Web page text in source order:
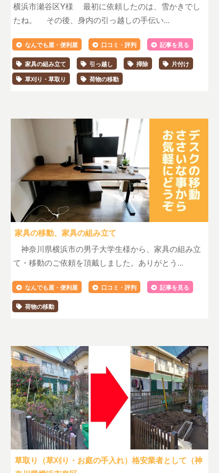
横浜市瀬谷区Y様 最初に依頼したのは、雪かきでし
たね。 その後、身内の引っ越しの手伝い...
なんでも屋・便利屋 口コミ・評判 記事を見る
家具の組み立て 引っ越し 掃除
片付け
草刈り・草取り
荷物の移動
家具の移動、家具の組み立て
神奈川県横浜市の男子大学生様から、家具の組み立
て・移動のご依頼を頂戴しました。ありがとう...
なんでも屋・便利屋 口コミ・評判 記事を見る
荷物の移動
草取り（草刈り・お庭の手入れ）格安業者として（神